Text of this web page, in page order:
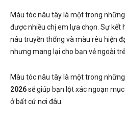
Màu tóc nâu tây là một trong
được nhiều chị em lựa chọn. Sự kết
nâu truyền thống và màu rêu hiện
nhưng mang lại cho bạn vẻ ngoài
Màu tóc nâu tây là một trong những
2026sẽ giúp bạn lột xác ngoạn
ở bất cứ nơi đâu.